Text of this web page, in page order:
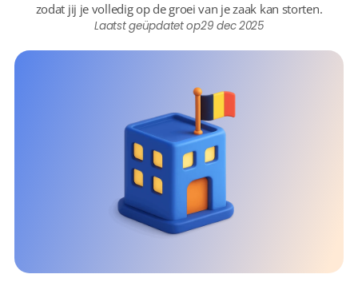
zodat jij je volledig op de groei van je zaak kan storten.
Laatst geüpdatet op29 dec 2025